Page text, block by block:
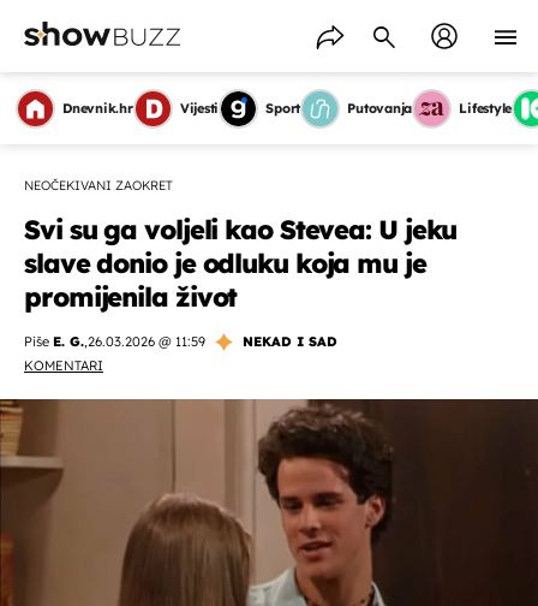
Dnevnik.hr Vijesti Sport Putovanja Lifestyle
NEOČEKIVANI ZAOKRET
Svi su ga voljeli kao Stevea: U jeku
slave donio je odluku koja mu je
promijenila život
Piše E. G.,26.03.2026 @ 11:59
NEKAD I SAD
KOMENTARI
OMOGUĆI OBAVIJESTI